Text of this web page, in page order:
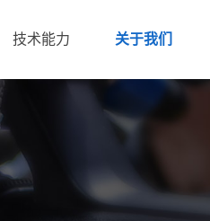
技术能力 关于我们